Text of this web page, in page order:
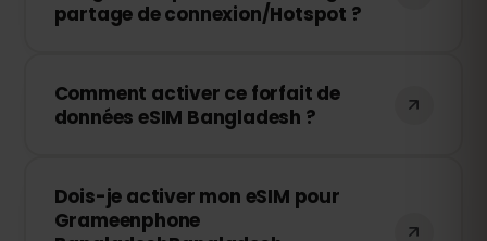
d'accéder à votre compte et de choisir
partage de connexion/Hotspot ?
connexion mobile en mode Hotspot avec
d'autres appareils. Notez que la vitesse
Comment activer ce forfait de
données eSIM Bangladesh ?
par e-mail. Il vous suffit de le scanner
avec votre smartphone dans les
Dois-je activer mon eSIM pour
Grameenphone